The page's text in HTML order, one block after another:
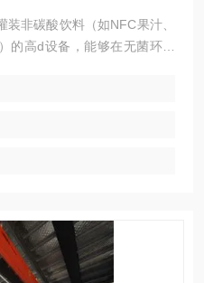
非碳酸饮料（如NFC果汁、
的高d设备，能够在无菌环境